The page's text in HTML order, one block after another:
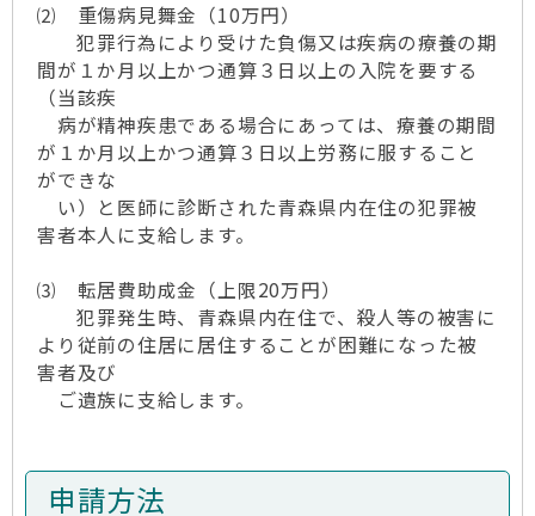
⑵ 重傷病見舞金（10万円）
犯罪行為により受けた負傷又は疾病の療養の期
間が１か月以上かつ通算３日以上の入院を要する
（当該疾
病が精神疾患である場合にあっては、療養の期間
が１か月以上かつ通算３日以上労務に服すること
ができな
い）と医師に診断された青森県内在住の犯罪被
害者本人に支給します。
⑶ 転居費助成金（上限20万円）
犯罪発生時、青森県内在住で、殺人等の被害に
より従前の住居に居住することが困難になった被
害者及び
ご遺族に支給します。
申請方法